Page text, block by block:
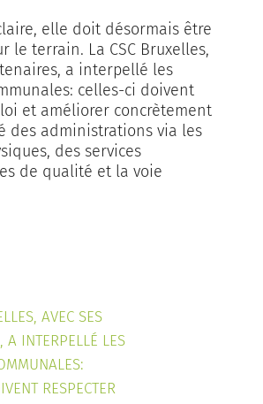
elle doit désormais être
le terrain. La CSC Bruxelles,
a interpellé les
celles-ci doivent
et améliorer concrètement
des administrations via les
des services
de qualité et la voie
AVEC SES
A INTERPELLÉ LES
RESPECTER